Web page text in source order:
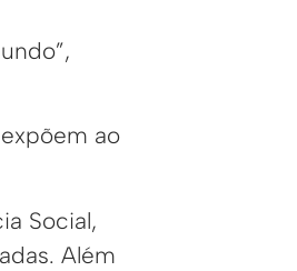
ao
Social,
Além